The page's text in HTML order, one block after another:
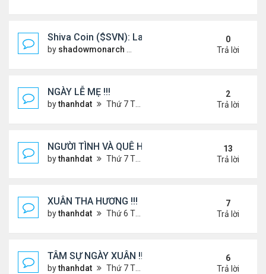
Shiva Coin ($SVN): Launching a Spiritually
by shadowmonarch Thứ 2 Tháng 5 19, 2025 7:01 am
0
Trả lời
NGÀY LỄ MẸ !!!
bythanhdat Thứ 7 Tháng 5 10, 2025 4:21 pm
2
Trả lời
NGƯỜI TÌNH VÀ QUÊ HƯƠNG
bythanhdat Thứ 7 Tháng 7 13, 2024 12:55 pm
13
Trả lời
XUÂN THA HƯƠNG !!!
bythanhdat Thứ 6 Tháng 1 24, 2025 2:26 am
7
Trả lời
TÂM SỰ NGÀY XUÂN !!!
bythanhdat Thứ 7 Tháng 1 25, 2025 10:28 am
6
Trả lời